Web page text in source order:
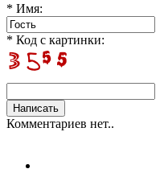
* Имя:
* Код с картинки:
Комментариев нет..